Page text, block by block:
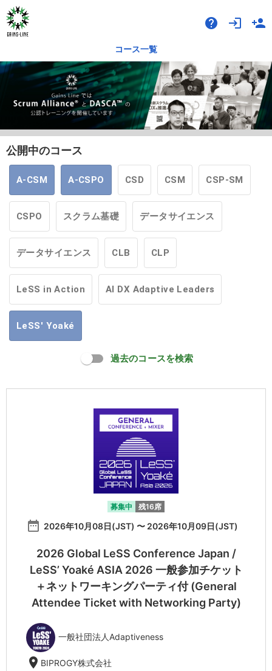
help login person_add
コース一覧
公開中のコース
A-CSM A-CSPO CSD CSM CSP-SM
CSPO スクラム基礎 データサイエンス
データサイエンス CLB CLP
LeSS in Action AI DX Adaptive Leaders
LeSS' Yoaké
過去のコースを検索
募集中 残16席
date_range 2026年10月08日(JST) 〜 2026年10月09日(JST)
2026 Global LeSS Conference Japan /
LeSS’ Yoaké ASIA 2026 一般参加チケット
＋ネットワーキングパーティ付 (General
Attendee Ticket with Networking Party)
一般社団法人Adaptiveness
location_on BIPROGY株式会社